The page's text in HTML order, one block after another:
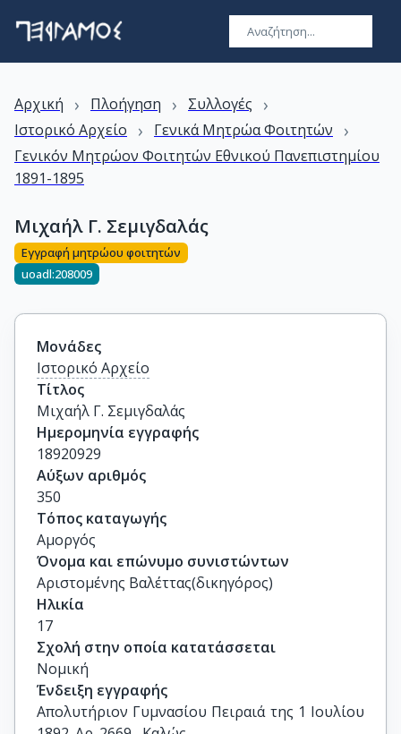
Αρχική › Πλοήγηση › Συλλογές ›
Ιστορικό Αρχείο › Γενικά Μητρώα Φοιτητών ›
Γενικόν Μητρώον Φοιτητών Εθνικού Πανεπιστημίου
1891-1895
Μιχαήλ Γ. Σεμιγδαλάς
Εγγραφή μητρώου φοιτητών
uoadl:208009
Μονάδες
Ιστορικό Αρχείο
Τίτλος
Μιχαήλ Γ. Σεμιγδαλάς
Ημερομηνία εγγραφής
18920929
Αύξων αριθμός
350
Τόπος καταγωγής
Αμοργός
Όνομα και επώνυμο συνιστώντων
Αριστομένης Βαλέττας(δικηγόρος)
Ηλικία
17
Σχολή στην οποία κατατάσσεται
Νομική
Ένδειξη εγγραφής
Απολυτήριον Γυμνασίου Πειραιά της 1 Ιουλίου